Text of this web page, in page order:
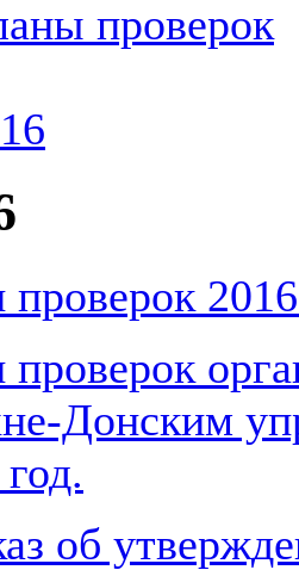
проверок
Донским
об